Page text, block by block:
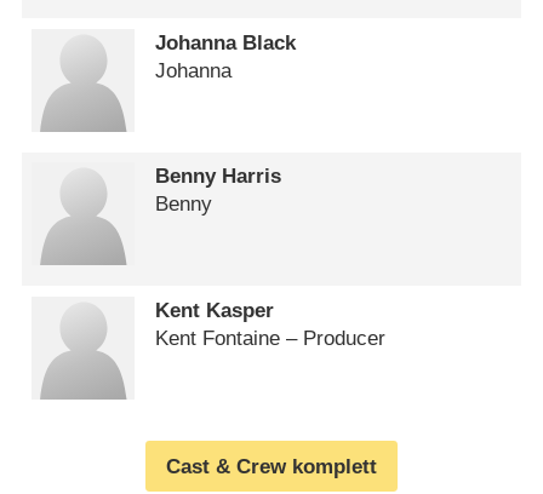
Johanna Black
Johanna
Benny Harris
Benny
Kent Kasper
Kent Fontaine – Producer
Cast & Crew komplett